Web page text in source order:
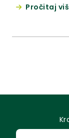
na osobnom
Pročitaj